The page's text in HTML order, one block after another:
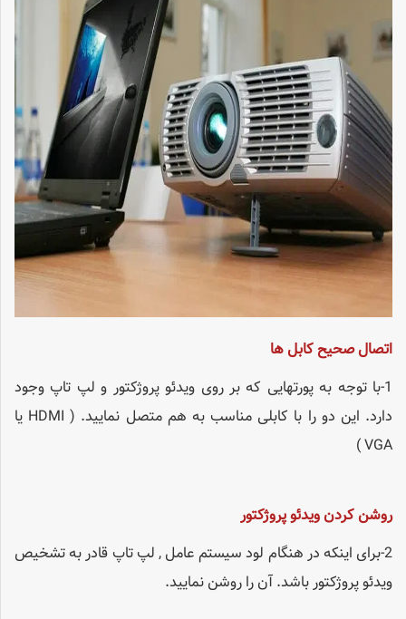
اتصال صحیح کابل ها
1-با توجه به پورتهایی که بر روی ویدئو پروژکتور و لپ تاپ وجود
دارد. این دو را با کابلی مناسب به هم متصل نمایید. ( HDMI یا
VGA )
روشن کردن ویدئو پروژکتور
2-برای اینکه در هنگام لود سیستم عامل , لپ تاپ قادر به تشخیص
ویدئو پروژکتور باشد. آن را روشن نمایید.